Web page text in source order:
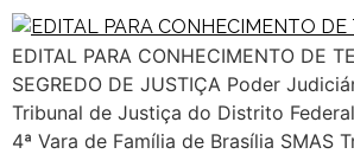
EDITAL PARA CONHECIMENTO DE
SEGREDO DE JUSTIÇA Poder
Tribunal de Justiça do Distrito
4ª Vara de Família de Brasília SMAS